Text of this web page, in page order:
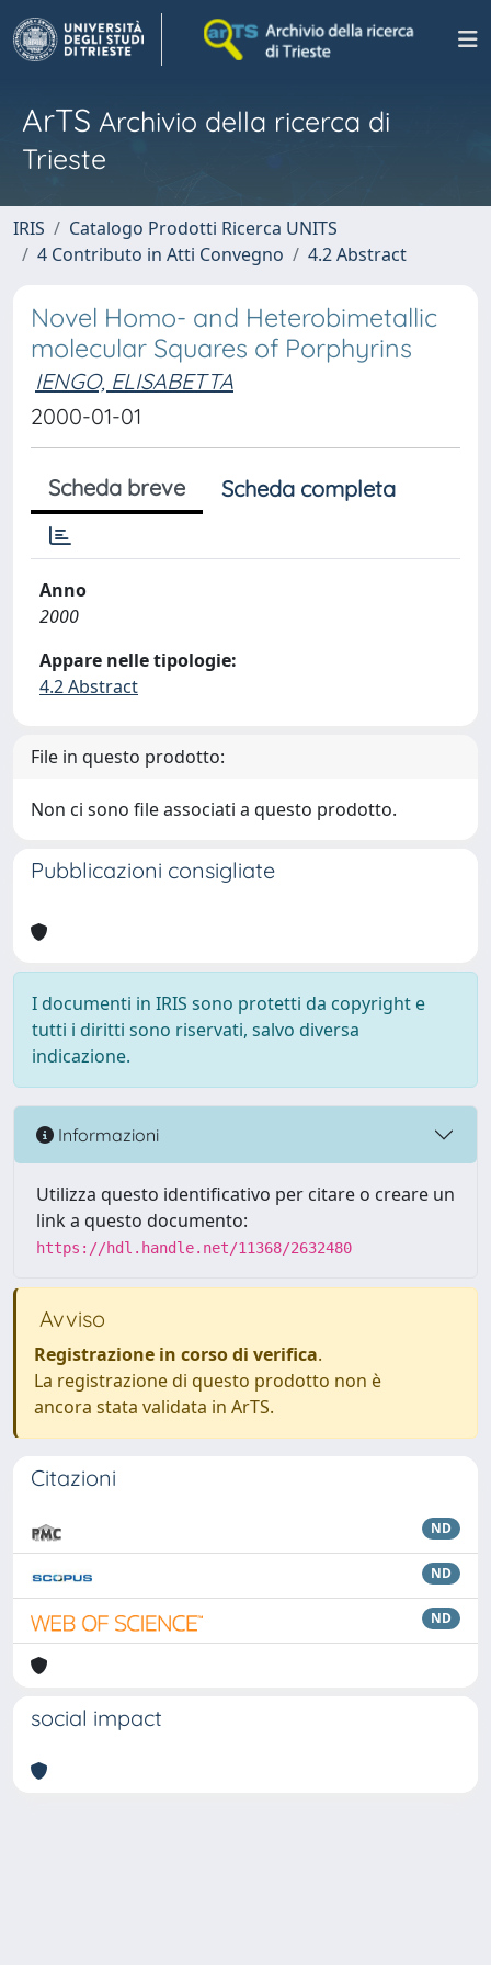
ArTS Archivio della ricerca di
Trieste
IRIS
Catalogo Prodotti Ricerca UNITS
4 Contributo in Atti Convegno
4.2 Abstract
Novel Homo- and Heterobimetallic
molecular Squares of Porphyrins
IENGO, ELISABETTA
2000-01-01
Scheda breve Scheda completa
Anno
2000
Appare nelle tipologie:
4.2 Abstract
File in questo prodotto:
Non ci sono file associati a questo prodotto.
Pubblicazioni consigliate
I documenti in IRIS sono protetti da copyright e
tutti i diritti sono riservati, salvo diversa
indicazione.
Informazioni
Utilizza questo identificativo per citare o creare un
link a questo documento:
https://hdl.handle.net/11368/2632480
Avviso
Registrazione in corso di verifica.
La registrazione di questo prodotto non è
ancora stata validata in ArTS.
Citazioni
ND
ND
ND
social impact